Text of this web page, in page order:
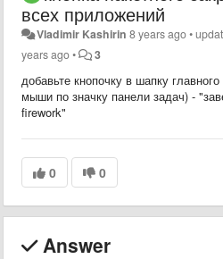
всех приложений
Vladimir Kashirin 8 years ago•
years ago• 3
добавьте кнопочку в шапку
мыши по значку панели задач) -
firework"
0 0
Answer